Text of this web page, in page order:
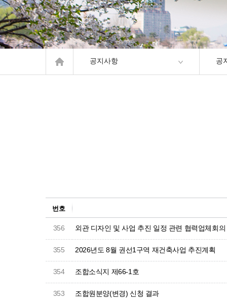
공지사항 공
번호
356 외관 디자인 및 사업 추진 일정 관련 협력업체회의
355 2026년도 8월 권선1구역 재건축사업 추진계획
354 조합소식지 제66-1호
353 조합원분양(변경) 신청 결과